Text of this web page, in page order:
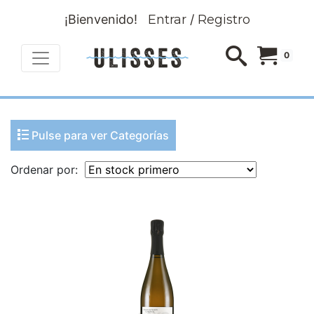
¡Bienvenido! Entrar/ Registro
0
Pulse para ver Categorías
Ordenar por: